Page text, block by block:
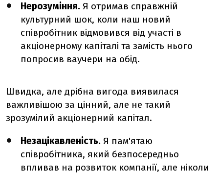
Нерозуміння. Я отримав справжній
культурний шок, коли наш новий
співробітник відмовився від участі в
акціонерному капіталі та замість нього
попросив ваучери на обід.
Швидка, але дрібна вигода виявилася
важливішою за цінний, але не такий
зрозумілий акціонерний капітал.
Незацікавленість. Я пам'ятаю
співробітника, який безпосередньо
впливав на розвиток компанії, але ніколи